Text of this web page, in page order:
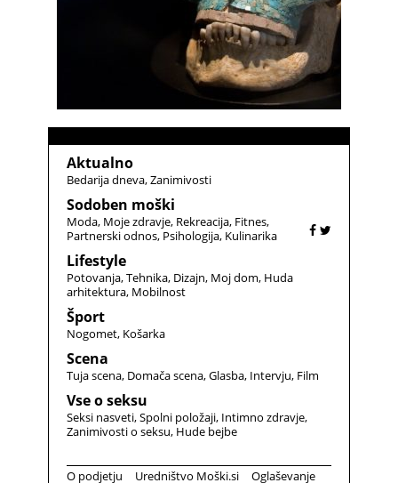
Aktualno
Bedarija dneva Zanimivosti
Sodoben moški
Moda Moje zdravje Rekreacija Fitnes
Partnerski odnos Psihologija Kulinarika
Lifestyle
Potovanja Tehnika Dizajn Moj dom Huda
arhitektura Mobilnost
Šport
Nogomet Košarka
Scena
Tuja scena Domača scena Glasba Intervju Film
Vse o seksu
Seksi nasveti Spolni položaji Intimno zdravje
Zanimivosti o seksu Hude bejbe
O podjetju Uredništvo Moški.si Oglaševanje